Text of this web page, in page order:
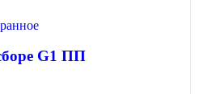
G1 ПП